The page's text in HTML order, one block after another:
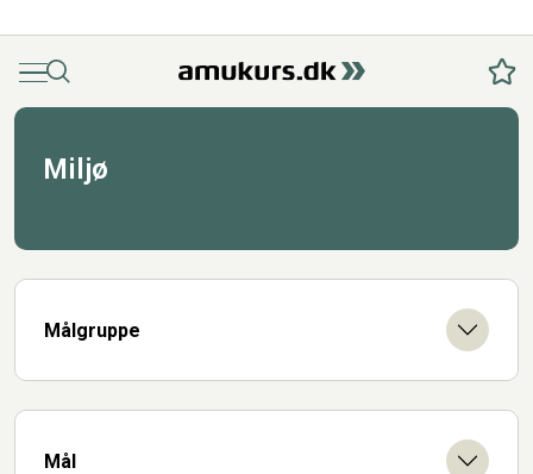
MenuSøg
Miljø
Målgruppe
Mål